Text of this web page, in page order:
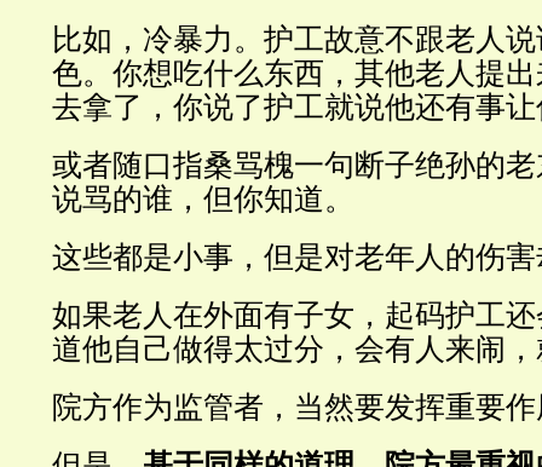
比如，冷暴力。护工故意不跟老人
色。你想吃什么东西，其他老人提
去拿了，你说了护工就说他还有事
或者随口指桑骂槐一句断子绝孙的
说骂的谁，但你知道。
这些都是小事，但是对老年人的伤
如果老人在外面有子女，起码护工
道他自己做得太过分，会有人来闹
院方作为监管者，当然要发挥重要